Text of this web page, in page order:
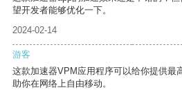
望开发者能够优化一下。
2024-02-14
游客
这款加速器VPM应用程序可以给你提供最
助你在网络上自由移动。